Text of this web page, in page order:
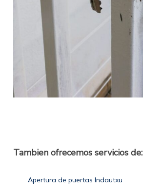
Tambien ofrecemos servicios de:
Apertura de puertas Indautxu